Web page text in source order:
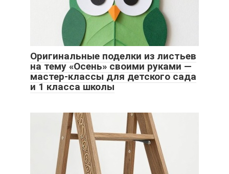
Оригинальные поделки из листьев
на тему «Осень» своими руками —
мастер-классы для детского сада
и 1 класса школы